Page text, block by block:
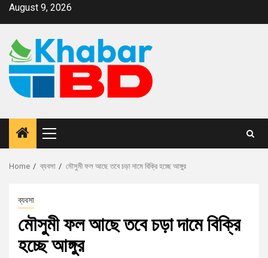
August 9, 2026
Home ব্যবসা মৌসুমী ফল আছে তবে চড়া দামে বিক্রি হচ্ছে আঙ্গুর
ব্যবসা
মৌসুমী ফল আছে তবে চড়া দামে বিক্রি
হচ্ছে আঙ্গুর